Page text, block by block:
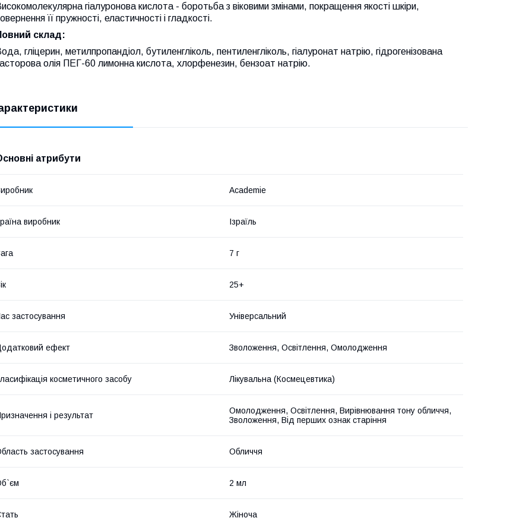
гіалуронова кислота - боротьба з віковими змінами, покращення якості шкіри,
її пружності, еластичності і гладкості.
склад:
гліцерин, метилпропандіол, бутиленгліколь, пентиленгліколь, гіалуронат натрію, гідрогенізована
олія ПЕГ-60 лимонна кислота, хлорфенезин, бензоат натрію.
атрибути
Academie
виробник Ізраїль
7 г
25+
застосування Універсальний
ефект Зволоження, Освітлення, Омолодження
косметичного засобу Лікувальна (Космецевтика)
і результат
Омолодження, Освітлення, Вирівнювання тону обличчя,
Зволоження, Від перших ознак старіння
застосування Обличчя
2 мл
Жіноча